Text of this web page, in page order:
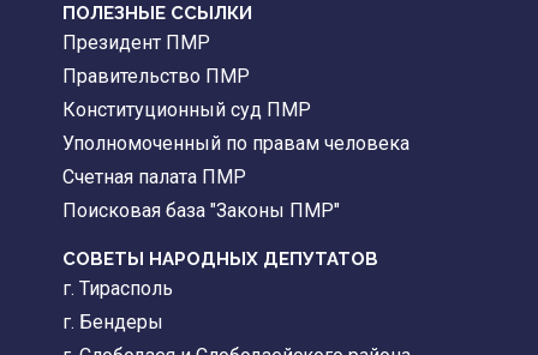
ПОЛЕЗНЫЕ ССЫЛКИ
Президент ПМР
Правительство ПМР
Конституционный суд ПМР
Уполномоченный по правам человека
Счетная палата ПМР
Поисковая база "Законы ПМР"
СОВЕТЫ НАРОДНЫХ ДЕПУТАТОВ
г. Тирасполь
г. Бендеры